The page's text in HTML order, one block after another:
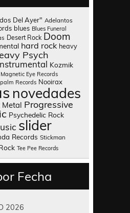
Del Ayer" Adelantos
blues Blues Funeral
Desert Rock Doom
hard rock heavy
Psych
Kozmik
Magnetic Eye Records
Records Nooirax
novedades
Metal Progressive
Psychedelic Rock
slider
Records Stickman
Tee Pee Records
Fecha
2026